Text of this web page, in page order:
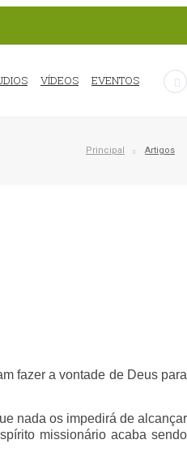
VÍDEOS EVENTOS
Principal Artigos
fazer a vontade de Deus para
nada os impedirá de alcançar
missionário acaba sendo